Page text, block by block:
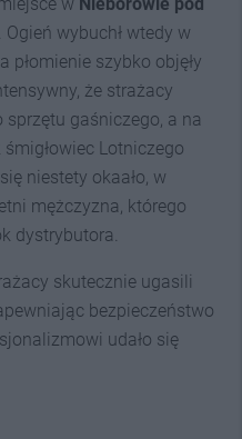
wybuchł wtedy w
szybko objęły
że strażacy
gaśniczego, a na
Lotniczego
niestety okaało, w
mężczyzna, którego
dystrybutora.
skutecznie ugasili
bezpieczeństwo
udało się